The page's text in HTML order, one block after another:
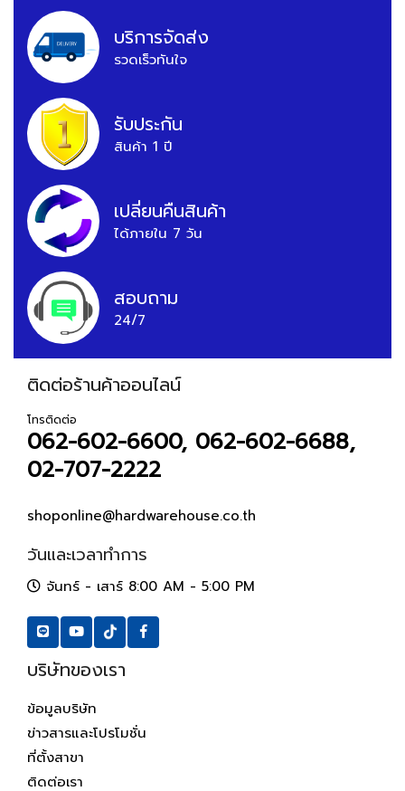
บริการจัดส่ง
รวดเร็วทันใจ
รับประกัน
สินค้า 1 ปี
เปลี่ยนคืนสินค้า
ได้ภายใน 7 วัน
สอบถาม
24/7
ติดต่อร้านค้าออนไลน์
โทรติดต่อ
062-602-6600, 062-602-6688,
02-707-2222
shoponline@hardwarehouse.co.th
วันและเวลาทำการ
จันทร์ - เสาร์ 8:00 AM - 5:00 PM
บริษัทของเรา
ข้อมูลบริษัท
ข่าวสารและโปรโมชั่น
ที่ตั้งสาขา
ติดต่อเรา